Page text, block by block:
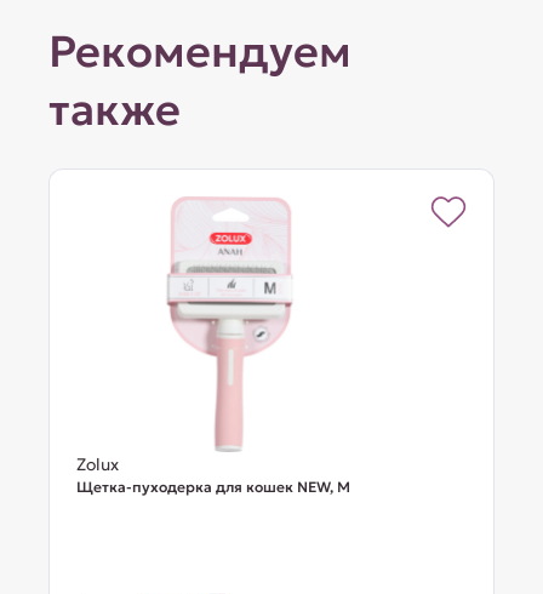
Рекомендуем
также
Zolux
Щетка-пуходерка для кошек NEW, M